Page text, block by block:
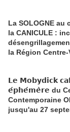
La SOLOGNE
la CANICULE :
la Région
𝗟𝗲 𝗠𝗼𝗯𝘆𝗱𝗶𝗰𝗸
𝗲́𝗽𝗵𝗲́𝗺𝗲̀𝗿𝗲 du
Contemporaine
jusqu'au 27